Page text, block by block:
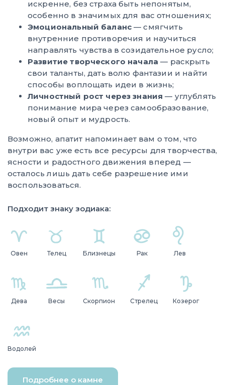
искренне, без страха быть непонятым,
особенно в значимых для вас отношениях;
Эмоциональный баланс — смягчить
внутренние противоречия и научиться
направлять чувства в созидательное русло;
Развитие творческого начала — раскрыть
свои таланты, дать волю фантазии и найти
способы воплощать идеи в жизнь;
Личностный рост через знания — углублять
понимание мира через самообразование,
новый опыт и мудрость.
Возможно, апатит напоминает вам о том, что
внутри вас уже есть все ресурсы для творчества,
ясности и радостного движения вперед —
осталось лишь дать себе разрешение ими
воспользоваться.
Подходит знаку зодиака:
Овен Телец Близнецы Рак Лев
Дева Весы Скорпион Стрелец Козерог
Водолей
Подробнее о камне